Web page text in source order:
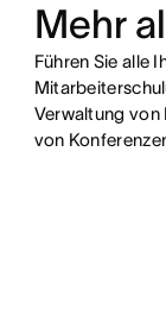
Mehr
Führen Sie alle
Verwaltung von
von